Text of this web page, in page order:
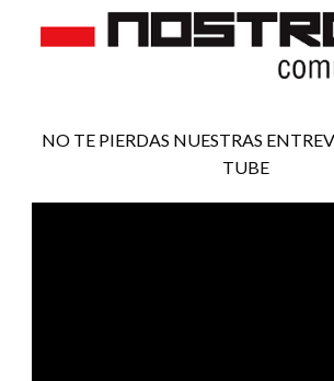
NO TE PIERDAS NUESTRAS
TUBE